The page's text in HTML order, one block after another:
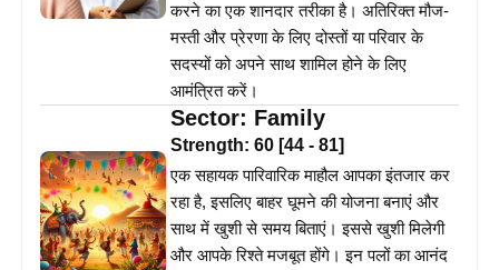
करने का एक शानदार तरीका है। अतिरिक्त मौज-
मस्ती और प्रेरणा के लिए दोस्तों या परिवार के
सदस्यों को अपने साथ शामिल होने के लिए
आमंत्रित करें।
Sector: Family
Strength: 60 [44 - 81]
एक सहायक पारिवारिक माहौल आपका इंतजार कर
रहा है, इसलिए बाहर घूमने की योजना बनाएं और
साथ में खुशी से समय बिताएं। इससे खुशी मिलेगी
और आपके रिश्ते मजबूत होंगे। इन पलों का आनंद